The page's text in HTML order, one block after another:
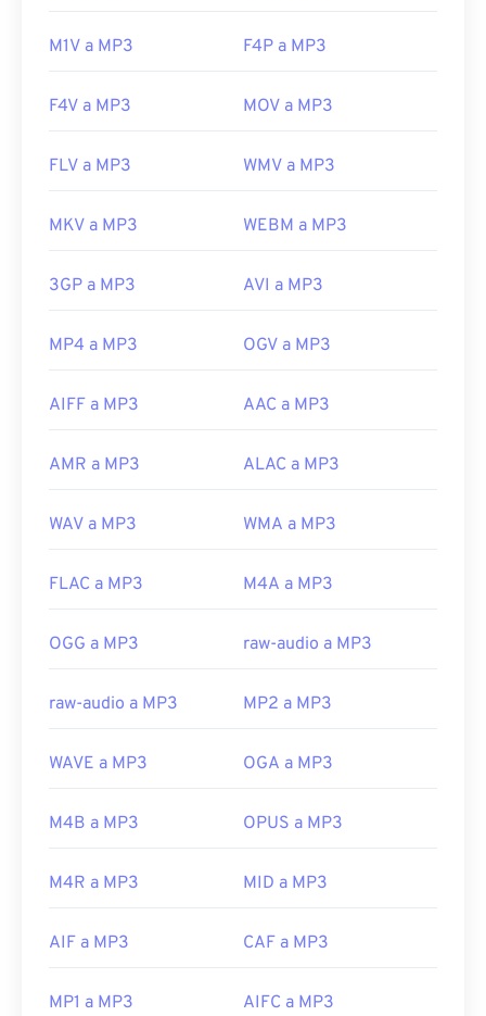
https://en.wikipedia.org/wiki/MP3
a/music-player-application-format.html
M1V a MP3 F4P a MP3
F4V a MP3 MOV a MP3
FLV a MP3 WMV a MP3
MKV a MP3 WEBM a MP3
3GP a MP3 AVI a MP3
MP4 a MP3 OGV a MP3
AIFF a MP3 AAC a MP3
AMR a MP3 ALAC a MP3
WAV a MP3 WMA a MP3
FLAC a MP3 M4A a MP3
OGG a MP3 raw-audio a MP3
raw-audio a MP3 MP2 a MP3
WAVE a MP3 OGA a MP3
M4B a MP3 OPUS a MP3
M4R a MP3 MID a MP3
AIF a MP3 CAF a MP3
MP1 a MP3 AIFC a MP3